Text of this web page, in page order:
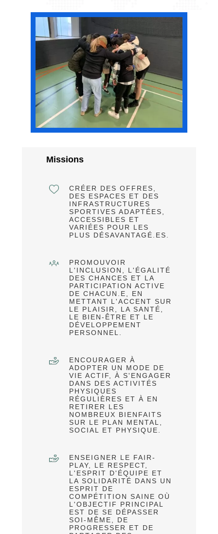
Missions
CRÉER DES OFFRES,
DES ESPACES ET DES
INFRASTRUCTURES
SPORTIVES ADAPTÉES,
ACCESSIBLES ET
VARIÉES POUR LES
PLUS DÉSAVANTAGÉ.ES.
PROMOUVOIR
L'INCLUSION, L'ÉGALITÉ
DES CHANCES ET LA
PARTICIPATION ACTIVE
DE CHACUN.E, EN
METTANT L'ACCENT SUR
LE PLAISIR, LA SANTÉ,
LE BIEN-ÊTRE ET LE
DÉVELOPPEMENT
PERSONNEL.
ENCOURAGER À
ADOPTER UN MODE DE
VIE ACTIF, À S'ENGAGER
DANS DES ACTIVITÉS
PHYSIQUES
RÉGULIÈRES ET À EN
RETIRER LES
NOMBREUX BIENFAITS
SUR LE PLAN MENTAL,
SOCIAL ET PHYSIQUE.
ENSEIGNER LE FAIR-
PLAY, LE RESPECT,
L'ESPRIT D'ÉQUIPE ET
LA SOLIDARITÉ DANS UN
ESPRIT DE
COMPÉTITION SAINE OÙ
L'OBJECTIF PRINCIPAL
EST DE SE DÉPASSER
SOI-MÊME, DE
PROGRESSER ET DE